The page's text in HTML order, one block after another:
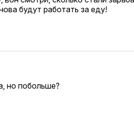
будут работать за еду!
но побольше?